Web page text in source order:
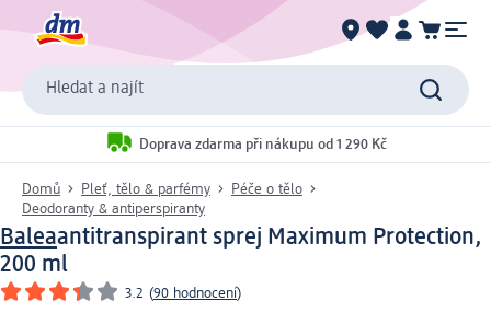
Hledat a najít
Doprava zdarma při nákupu od 1 290 Kč
Domů Pleť, tělo & parfémy
Péče o tělo
Deodoranty & antiperspiranty
Baleaantitranspirant sprej Maximum Protection,
200 ml
3.2 (90 hodnocení)